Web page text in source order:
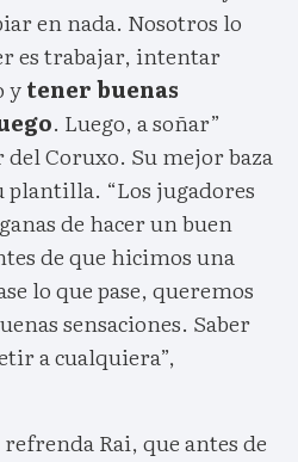
en nada. Nosotros lo
es trabajar, intentar
ytener buenas
. Luego, a soñar”
Coruxo. Su mejor baza
plantilla. “Los jugadores
de hacer un buen
de que hicimos una
lo que pase, queremos
sensaciones. Saber
a cualquiera”,
Rai, que antes de